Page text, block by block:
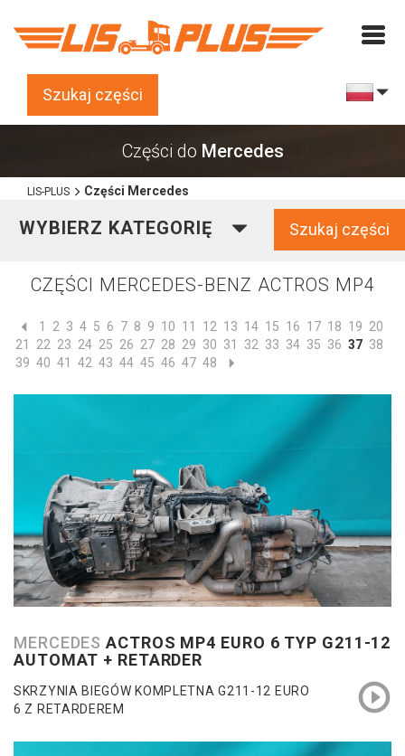
Szukaj części
Części do Mercedes
LIS-PLUS Części Mercedes
WYBIERZ KATEGORIĘ Szukaj części
CZĘŚCI MERCEDES-BENZ ACTROS MP4
1 2 3 4 5 6 7 8 9 10 11 12 13 14 15 16 17 18 19 20
21
22 23 24 25 26 27 28 29 30 31 32 33 34 35 36 37 38
39 40 41 42 43 44 45 46 47 48
MERCEDESACTROS MP4 EURO 6 TYP G211-12
AUTOMAT + RETARDER
SKRZYNIA BIEGÓW KOMPLETNA G211-12 EURO
6 Z RETARDEREM